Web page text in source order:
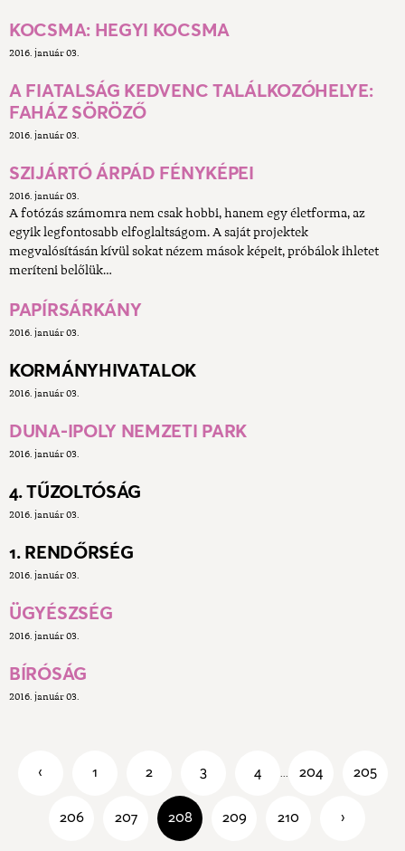
KOCSMA: HEGYI KOCSMA
2016. január 03.
A FIATALSÁG KEDVENC TALÁLKOZÓHELYE:
FAHÁZ SÖRÖZŐ
2016. január 03.
SZIJÁRTÓ ÁRPÁD FÉNYKÉPEI
2016. január 03.
A fotózás számomra nem csak hobbi, hanem egy életforma, az
egyik legfontosabb elfoglaltságom. A saját projektek
megvalósításán kívül sokat nézem mások képeit, próbálok ihletet
meríteni belőlük…
PAPÍRSÁRKÁNY
2016. január 03.
KORMÁNYHIVATALOK
2016. január 03.
DUNA-IPOLY NEMZETI PARK
2016. január 03.
4. TŰZOLTÓSÁG
2016. január 03.
1. RENDŐRSÉG
2016. január 03.
ÜGYÉSZSÉG
2016. január 03.
BÍRÓSÁG
2016. január 03.
‹ 1 2 3 4 ... 204 205
206 207 208 209 210 ›